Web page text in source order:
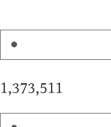
1,373,511